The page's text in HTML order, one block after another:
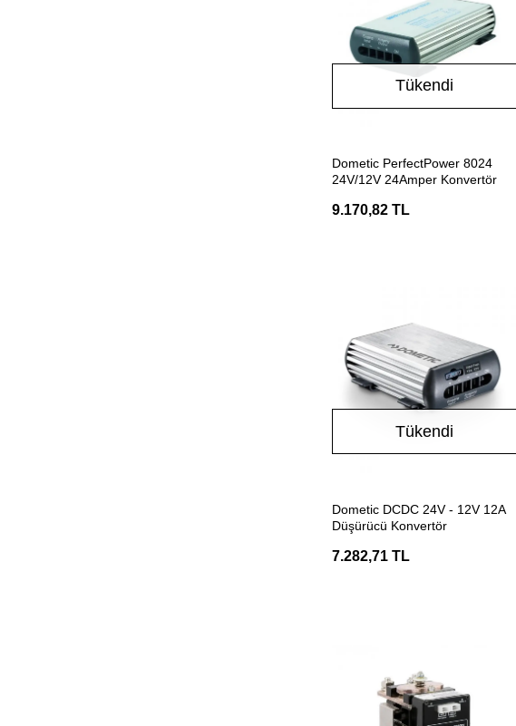
Tükendi
Dometic PerfectPower 8024
24V/12V 24Amper Konvertör
9.170,82 TL
Tükendi
Dometic DCDC 24V - 12V 12A
Düşürücü Konvertör
7.282,71 TL